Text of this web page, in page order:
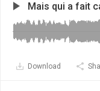
Mais qui a fait
Download